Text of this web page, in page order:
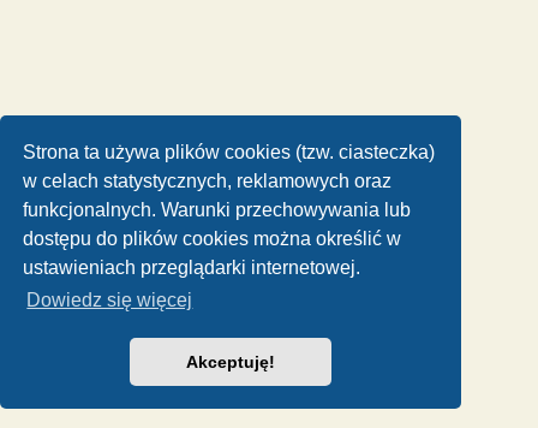
Strona ta używa plików cookies (tzw. ciasteczka)
w celach statystycznych, reklamowych oraz
funkcjonalnych. Warunki przechowywania lub
dostępu do plików cookies można określić w
ustawieniach przeglądarki internetowej.
Dowiedz się więcej
Akceptuję!